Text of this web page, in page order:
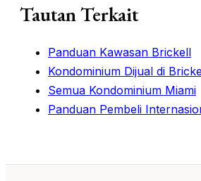
Tautan Terkait
Panduan Kawasan Brickell
Kondominium Dijual di
Semua Kondominium Miami
Panduan Pembeli